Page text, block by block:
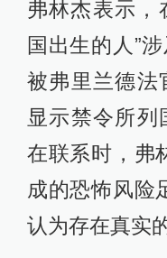
弗林杰表示，
国出生的人”
被弗里兰德法
显示禁令所列
在联系时，弗
成的恐怖风险
认为存在真实